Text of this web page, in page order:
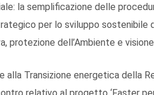
la semplificazione delle
per lo sviluppo sostenibile
protezione dell’Ambiente e
alla Transizione energetica della
relativo al progetto ‘Faster